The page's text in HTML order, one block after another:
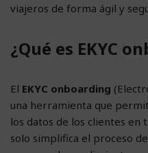
viajeros de forma ágil y
¿Qué es EKYC
El EKYC onboarding
una herramienta que
los datos de los clientes en
solo simplifica el proceso